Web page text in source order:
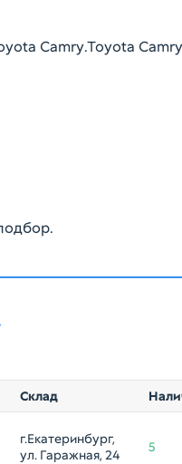
Camry.Toyota
Склад
г.Екатеринбург,
ул. Гаражная, 24
5